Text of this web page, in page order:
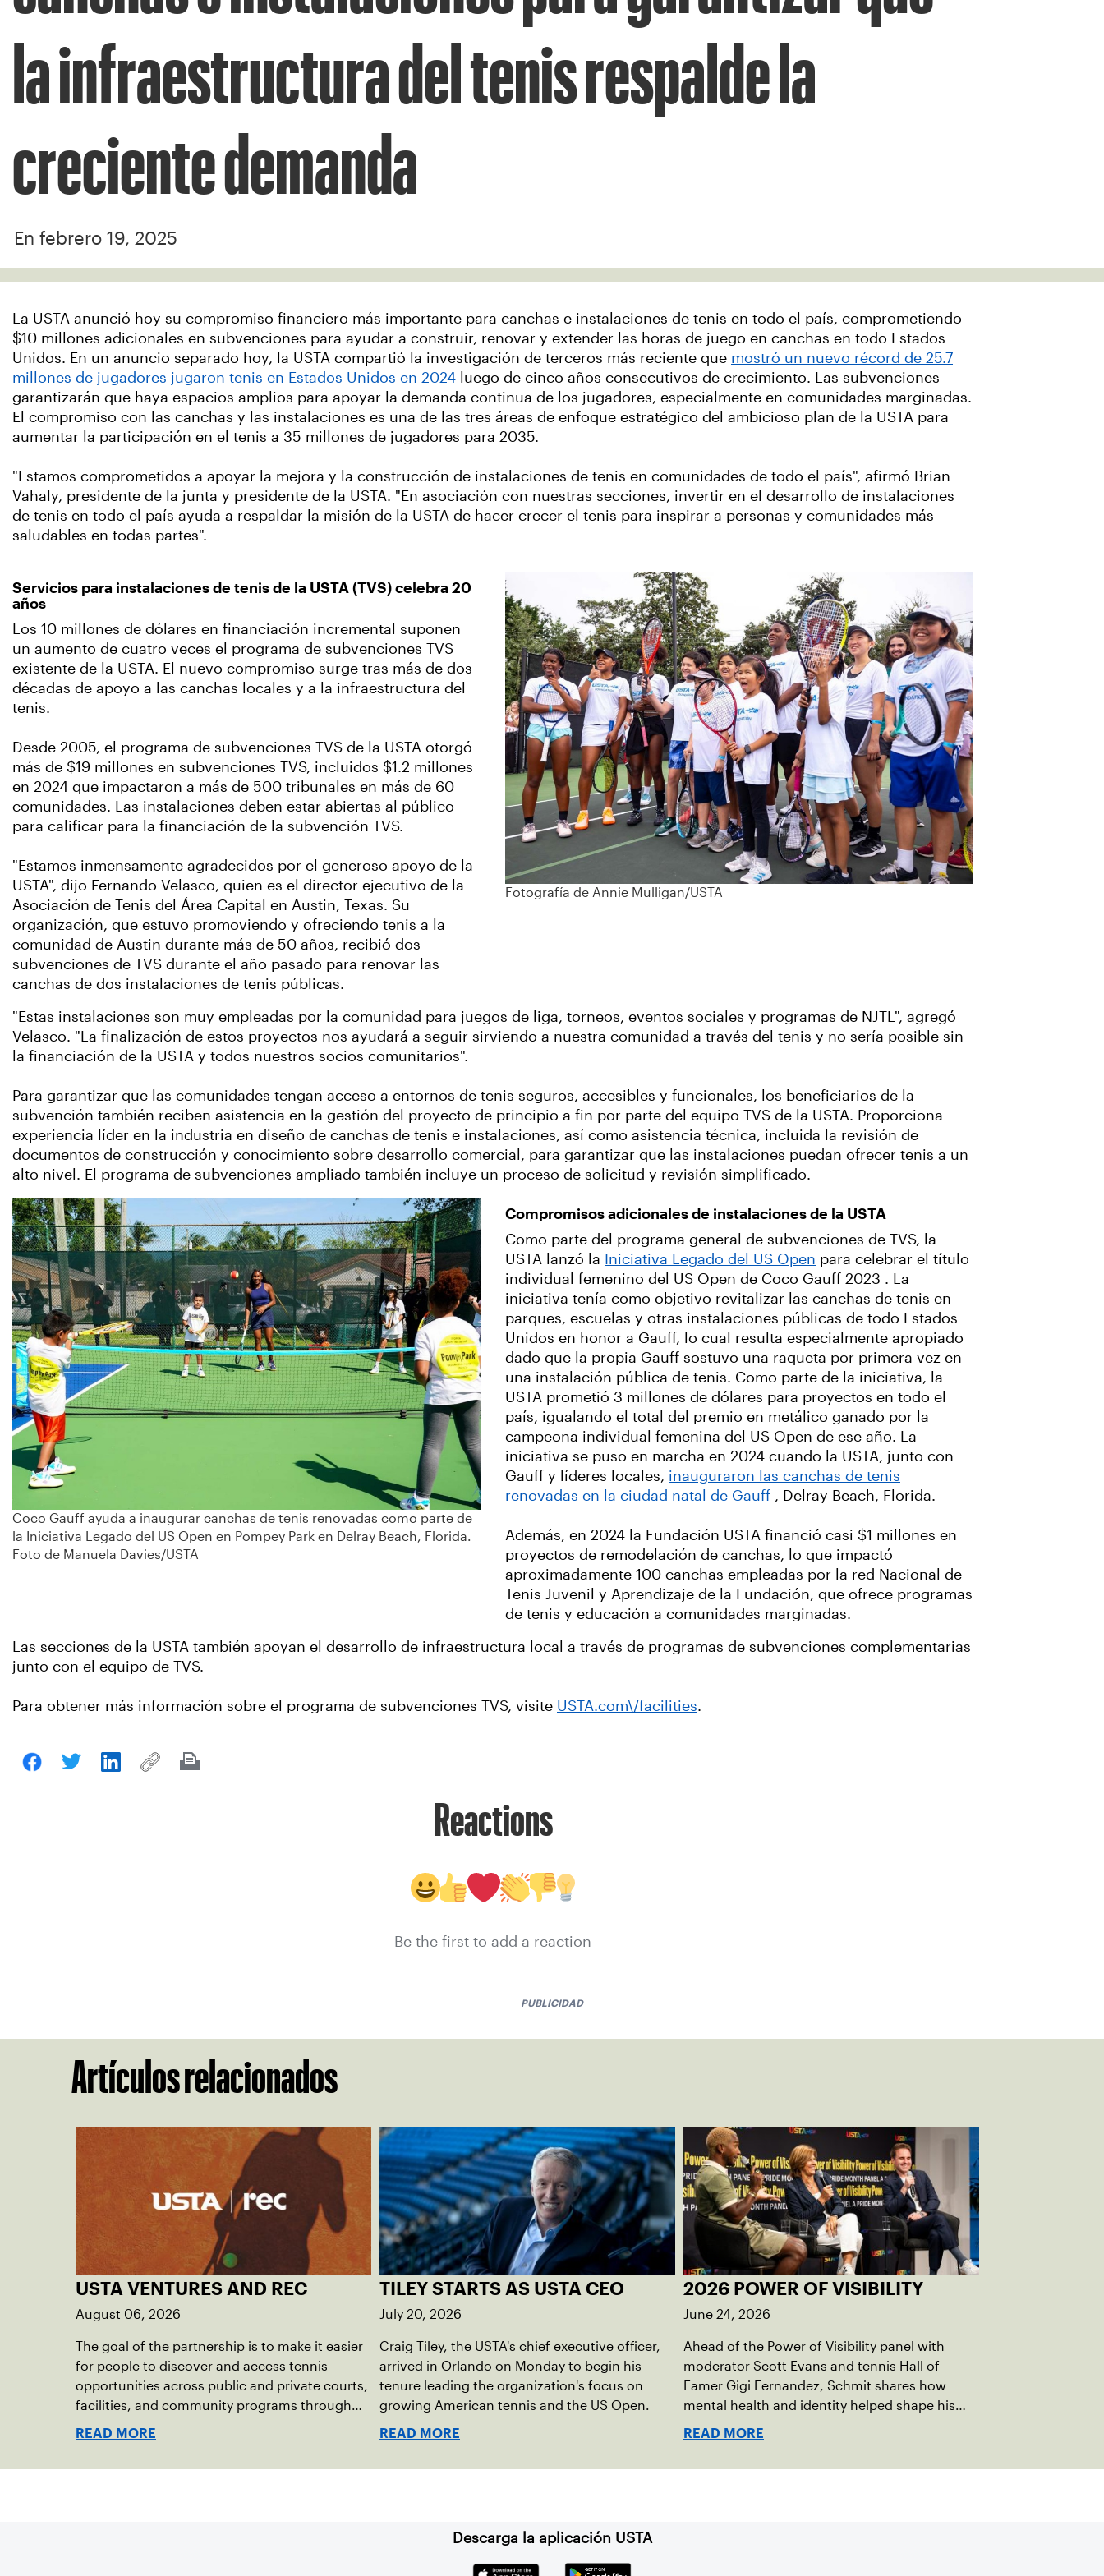
la infraestructura del tenis respalde la
creciente demanda
En febrero 19, 2025
La USTA anunció hoy su compromiso financiero más importante para canchas e instalaciones de tenis en todo el país, comprometiendo
$10 millones adicionales en subvenciones para ayudar a construir, renovar y extender las horas de juego en canchas en todo Estados
Unidos. En un anuncio separado hoy, la USTA compartió la investigación de terceros más reciente que mostró un nuevo récord de 25.7
millones de jugadores jugaron tenis en Estados Unidos en 2024 luego de cinco años consecutivos de crecimiento. Las subvenciones
garantizarán que haya espacios amplios para apoyar la demanda continua de los jugadores, especialmente en comunidades marginadas.
El compromiso con las canchas y las instalaciones es una de las tres áreas de enfoque estratégico del ambicioso plan de la USTA para
aumentar la participación en el tenis a 35 millones de jugadores para 2035.
"Estamos comprometidos a apoyar la mejora y la construcción de instalaciones de tenis en comunidades de todo el país", afirmó Brian
Vahaly, presidente de la junta y presidente de la USTA. "En asociación con nuestras secciones, invertir en el desarrollo de instalaciones
de tenis en todo el país ayuda a respaldar la misión de la USTA de hacer crecer el tenis para inspirar a personas y comunidades más
saludables en todas partes".
Servicios para instalaciones de tenis de la USTA (TVS) celebra 20
años
Los 10 millones de dólares en financiación incremental suponen
un aumento de cuatro veces el programa de subvenciones TVS
existente de la USTA. El nuevo compromiso surge tras más de dos
décadas de apoyo a las canchas locales y a la infraestructura del
tenis.
Desde 2005, el programa de subvenciones TVS de la USTA otorgó
más de $19 millones en subvenciones TVS, incluidos $1.2 millones
en 2024 que impactaron a más de 500 tribunales en más de 60
comunidades. Las instalaciones deben estar abiertas al público
para calificar para la financiación de la subvención TVS.
"Estamos inmensamente agradecidos por el generoso apoyo de la
USTA", dijo Fernando Velasco, quien es el director ejecutivo de la
Asociación de Tenis del Área Capital en Austin, Texas. Su
organización, que estuvo promoviendo y ofreciendo tenis a la
comunidad de Austin durante más de 50 años, recibió dos
subvenciones de TVS durante el año pasado para renovar las
canchas de dos instalaciones de tenis públicas.
Fotografía de Annie Mulligan/USTA
"Estas instalaciones son muy empleadas por la comunidad para juegos de liga, torneos, eventos sociales y programas de NJTL", agregó
Velasco. "La finalización de estos proyectos nos ayudará a seguir sirviendo a nuestra comunidad a través del tenis y no sería posible sin
la financiación de la USTA y todos nuestros socios comunitarios".
Para garantizar que las comunidades tengan acceso a entornos de tenis seguros, accesibles y funcionales, los beneficiarios de la
subvención también reciben asistencia en la gestión del proyecto de principio a fin por parte del equipo TVS de la USTA. Proporciona
experiencia líder en la industria en diseño de canchas de tenis e instalaciones, así como asistencia técnica, incluida la revisión de
documentos de construcción y conocimiento sobre desarrollo comercial, para garantizar que las instalaciones puedan ofrecer tenis a un
alto nivel. El programa de subvenciones ampliado también incluye un proceso de solicitud y revisión simplificado.
Coco Gauff ayuda a inaugurar canchas de tenis renovadas como parte de
la Iniciativa Legado del US Open en Pompey Park en Delray Beach, Florida.
Foto de Manuela Davies/USTA
Compromisos adicionales de instalaciones de la USTA
Como parte del programa general de subvenciones de TVS, la
USTA lanzó la Iniciativa Legado del US Open para celebrar el título
individual femenino del US Open de Coco Gauff 2023 . La
iniciativa tenía como objetivo revitalizar las canchas de tenis en
parques, escuelas y otras instalaciones públicas de todo Estados
Unidos en honor a Gauff, lo cual resulta especialmente apropiado
dado que la propia Gauff sostuvo una raqueta por primera vez en
una instalación pública de tenis. Como parte de la iniciativa, la
USTA prometió 3 millones de dólares para proyectos en todo el
país, igualando el total del premio en metálico ganado por la
campeona individual femenina del US Open de ese año. La
iniciativa se puso en marcha en 2024 cuando la USTA, junto con
Gauff y líderes locales, inauguraron las canchas de tenis
renovadas en la ciudad natal de Gauff , Delray Beach, Florida.
Además, en 2024 la Fundación USTA financió casi $1 millones en
proyectos de remodelación de canchas, lo que impactó
aproximadamente 100 canchas empleadas por la red Nacional de
Tenis Juvenil y Aprendizaje de la Fundación, que ofrece programas
de tenis y educación a comunidades marginadas.
Las secciones de la USTA también apoyan el desarrollo de infraestructura local a través de programas de subvenciones complementarias
junto con el equipo de TVS.
Para obtener más información sobre el programa de subvenciones TVS, visite USTA.com\/facilities.
Reactions
Be the first to add a reaction
PUBLICIDAD
Artículos relacionados
USTA VENTURES AND REC
August 06, 2026
The goal of the partnership is to make it easier
for people to discover and access tennis
opportunities across public and private courts,
facilities, and community programs through
one connected network.
READ MORE
TILEY STARTS AS USTA CEO
July 20, 2026
Craig Tiley, the USTA's chief executive officer,
arrived in Orlando on Monday to begin his
tenure leading the organization's focus on
growing American tennis and the US Open.
READ MORE
2026 POWER OF VISIBILITY
June 24, 2026
Ahead of the Power of Visibility panel with
moderator Scott Evans and tennis Hall of
Famer Gigi Fernandez, Schmit shares how
mental health and identity helped shape his
debut novel.
READ MORE
Descarga la aplicación USTA